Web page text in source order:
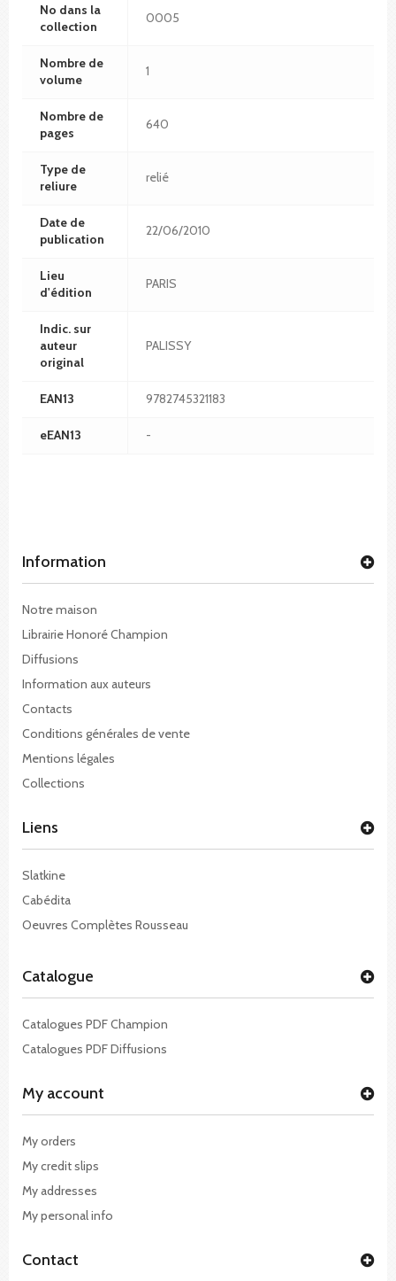
No dans la
collection
0005
Nombre de
volume
1
Nombre de
pages
640
Type de
reliure
relié
Date de
publication
22/06/2010
Lieu
d'édition
PARIS
Indic. sur
auteur
original
PALISSY
EAN13 9782745321183
eEAN13 -
Information
Notre maison
Librairie Honoré Champion
Diffusions
Information aux auteurs
Contacts
Conditions générales de vente
Mentions légales
Collections
Liens
Slatkine
Cabédita
Oeuvres Complètes Rousseau
Catalogue
Catalogues PDF Champion
Catalogues PDF Diffusions
My account
My orders
My credit slips
My addresses
My personal info
Contact